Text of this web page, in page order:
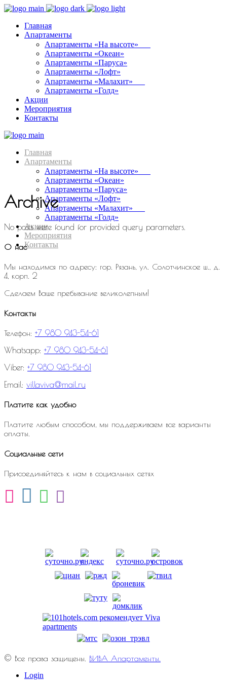
Главная
Апартаменты
Апартаменты «На высоте»⠀⠀
Апартаменты «Океан»
Апартаменты «Паруса»
Апартаменты «Лофт»
Апартаменты «Малахит»⠀⠀
Апартаменты «Голд»
Акции
Мероприятия
Контакты
Главная
Апартаменты
Апартаменты «На высоте»⠀⠀
Апартаменты «Океан»
Апартаменты «Паруса»
Апартаменты «Лофт»
Апартаменты «Малахит»⠀⠀
Апартаменты «Голд»
Акции
Мероприятия
Контакты
Archive
No posts were found for provided query parameters.
О нас
Мы находимся по адресу: гор. Рязань, ул. Солотчинское ш., д.
4, корп. 2
Сделаем Ваше пребывание великолепным!
Контакты
Телефон: +7 980 943-54-61
Whatsapp: +7 980 943-54-61
Viber: +7 980 943-54-61
Email: villaviva@mail.ru
Платите как удобно
Платите любым способом, мы поддерживаем все варианты
оплаты.
Социальные сети
Присоединяйтесь к нам в социальных сетях
© Все права защищены. ВИВА Апартаменты.
Login